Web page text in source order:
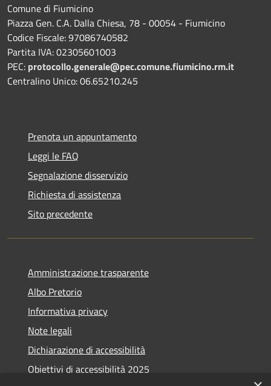
Comune di Fiumicino
Piazza Gen. C.A. Dalla Chiesa, 78 - 00054 - Fiumicino
Codice Fiscale: 97086740582
Partita IVA: 02305601003
PEC: protocollo.generale@pec.comune.fiumicino.rm.it
Centralino Unico: 06.65210.245
Prenota un appuntamento
Leggi le FAQ
Segnalazione disservizio
Richiesta di assistenza
Sito precedente
Amministrazione trasparente
Albo Pretorio
Informativa privacy
Note legali
Dichiarazione di accessibilità
Obiettivi di accessibilità 2025